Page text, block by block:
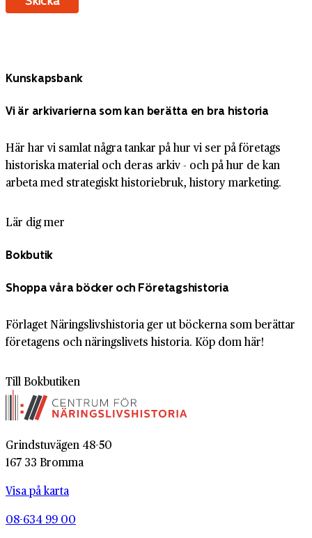
Kunskapsbank
Vi är arkivarierna som kan berätta en bra historia
Här har vi samlat några tankar på hur vi ser på företags
historiska material och deras arkiv - och på hur de kan
arbeta med strategiskt historiebruk, history marketing.
Lär dig mer
Bokbutik
Shoppa våra böcker och Företagshistoria
Förlaget Näringslivshistoria ger ut böckerna som berättar
företagens och näringslivets historia. Köp dom här!
Till Bokbutiken
Grindstuvägen 48-50
167 33 Bromma
Visa på karta
08-634 99 00